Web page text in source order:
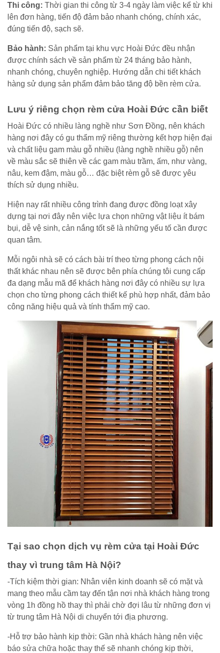
Thi công: Thời gian thi công từ 3-4 ngày làm việc kể từ khi
lên đơn hàng, tiến độ đảm bảo nhanh chóng, chính xác,
đúng tiến độ, sạch sẽ.
Bảo hành: Sản phẩm tại khu vực Hoài Đức đều nhận
được chính sách về sản phẩm từ 24 tháng bảo hành,
nhanh chóng, chuyên nghiệp. Hướng dẫn chi tiết khách
hàng sử dụng sản phẩm đảm bảo tăng độ bền rèm cửa.
Lưu ý riêng chọn rèm cửa Hoài Đức cần biết
Hoài Đức có nhiều làng nghề như Sơn Đồng, nên khách
hàng nơi đây có gu thẩm mỹ riêng thường kết hợp hiện đại
và chất liệu gam màu gỗ nhiều (làng nghề nhiều gỗ) nên
về màu sắc sẽ thiên về các gam màu trầm, ấm, như vàng,
nâu, kem đậm, màu gỗ… đặc biệt rèm gỗ sẽ được yêu
thích sử dụng nhiều.
Hiện nay rất nhiều công trình đang được đồng loạt xây
dựng tại nơi đây nên việc lựa chọn những vật liệu ít bám
bụi, dễ vệ sinh, cản nắng tốt sẽ là những yếu tố cần được
quan tâm.
Mỗi ngôi nhà sẽ có cách bài trí theo từng phong cách nội
thất khác nhau nên sẽ được bên phía chúng tôi cung cấp
đa dạng mẫu mã để khách hàng nơi đây có nhiều sự lựa
chọn cho từng phong cách thiết kế phù hợp nhất, đảm bảo
công năng hiệu quả và tính thẩm mỹ cao.
Tại sao chọn dịch vụ rèm cửa tại Hoài Đức
thay vì trung tâm Hà Nội?
-Tích kiệm thời gian: Nhân viên kinh doanh sẽ có mặt và
mang theo mẫu cầm tay đến tận nơi nhà khách hàng trong
vòng 1h đồng hồ thay thì phải chờ đợi lâu từ những đơn vị
từ trung tâm Hà Nội di chuyển tới địa phương.
-Hỗ trợ bảo hành kịp thời: Gần nhà khách hàng nên việc
báo sửa chữa hoặc thay thế sẽ nhanh chóng kịp thời,